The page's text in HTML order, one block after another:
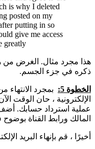
which is why I deleted
being posted on my
after putting in so
could give me access
me greatly.”
مثال. الغرض من هذا
في جزء الجسم.
5:
بمجرد الانتهاء من
، حان الوقت الآن
استرداد حسابك. أضف
ورابط القناة بوضوح في
، قم بإنهاء البريد